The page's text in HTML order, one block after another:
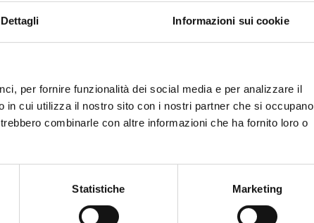
Dettagli Informazioni sui cookie
per fornire funzionalità dei social media e per analizzare il
cui utilizza il nostro sito con i nostri partner che si occupano
combinarle con altre informazioni che ha fornito loro o
Statistiche Marketing